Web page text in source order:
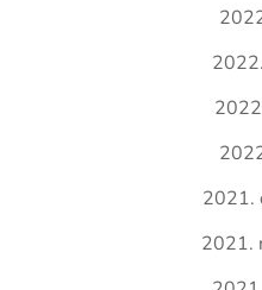
2021.
2021.